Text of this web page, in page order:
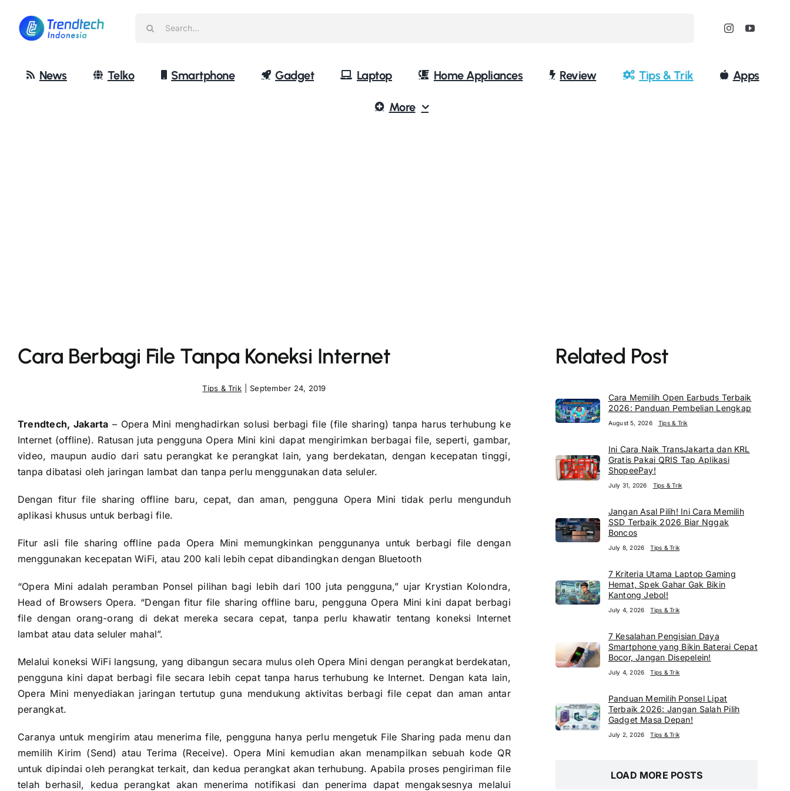
content
News Telko Smartphone Gadget Laptop Home Appliances Review Tips & Trik Apps
More
Cara Berbagi File Tanpa Koneksi Internet
Tips & Trik September 24, 2019
Trendtech, Jakarta – Opera Mini menghadirkan solusi berbagi file (file sharing) tanpa harus terhubung ke
Internet (offline). Ratusan juta pengguna Opera Mini kini dapat mengirimkan berbagai file, seperti, gambar,
video, maupun audio dari satu perangkat ke perangkat lain, yang berdekatan, dengan kecepatan tinggi,
tanpa dibatasi oleh jaringan lambat dan tanpa perlu menggunakan data seluler.
Dengan fitur file sharing offline baru, cepat, dan aman, pengguna Opera Mini tidak perlu mengunduh
aplikasi khusus untuk berbagi file.
Fitur asli file sharing offline pada Opera Mini memungkinkan penggunanya untuk berbagi file dengan
menggunakan kecepatan WiFi, atau 200 kali lebih cepat dibandingkan dengan Bluetooth
“Opera Mini adalah peramban Ponsel pilihan bagi lebih dari 100 juta pengguna,” ujar Krystian Kolondra,
Head of Browsers Opera. “Dengan fitur file sharing offline baru, pengguna Opera Mini kini dapat berbagi
file dengan orang-orang di dekat mereka secara cepat, tanpa perlu khawatir tentang koneksi Internet
lambat atau data seluler mahal”.
Melalui koneksi WiFi langsung, yang dibangun secara mulus oleh Opera Mini dengan perangkat berdekatan,
pengguna kini dapat berbagi file secara lebih cepat tanpa harus terhubung ke Internet. Dengan kata lain,
Opera Mini menyediakan jaringan tertutup guna mendukung aktivitas berbagi file cepat dan aman antar
perangkat.
Caranya untuk mengirim atau menerima file, pengguna hanya perlu mengetuk File Sharing pada menu dan
memilih Kirim (Send) atau Terima (Receive). Opera Mini kemudian akan menampilkan sebuah kode QR
untuk dipindai oleh perangkat terkait, dan kedua perangkat akan terhubung. Apabila proses pengiriman file
telah berhasil, kedua perangkat akan menerima notifikasi dan penerima dapat mengaksesnya melalui
Related Post
Cara Memilih Open Earbuds Terbaik
2026: Panduan Pembelian Lengkap
August 5, 2026 Tips & Trik
Ini Cara Naik TransJakarta dan KRL
Gratis Pakai QRIS Tap Aplikasi
ShopeePay!
July 31, 2026 Tips & Trik
Jangan Asal Pilih! Ini Cara Memilih
SSD Terbaik 2026 Biar Nggak
Boncos
July 8, 2026 Tips & Trik
7 Kriteria Utama Laptop Gaming
Hemat, Spek Gahar Gak Bikin
Kantong Jebol!
July 4, 2026 Tips & Trik
7 Kesalahan Pengisian Daya
Smartphone yang Bikin Baterai Cepat
Bocor, Jangan Disepelein!
July 4, 2026 Tips & Trik
Panduan Memilih Ponsel Lipat
Terbaik 2026: Jangan Salah Pilih
Gadget Masa Depan!
July 2, 2026 Tips & Trik
LOAD MORE POSTS